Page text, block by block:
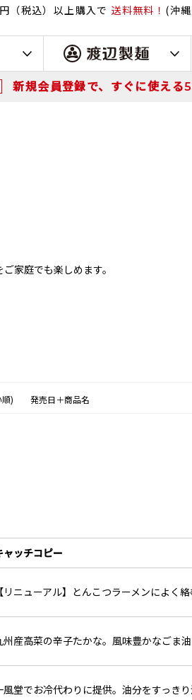
円（税込） 以上購入で 送料無料！ (沖
新規会員登録で、すぐに使える
家庭でも楽しめます。
) 発売日＋商品名
ャッチコピー
【リニューアル】とんこつラーメンによく
州産高菜の辛子たかな。風味豊かなごま油
風堂でお冷代わりに提供。油分をすっきり